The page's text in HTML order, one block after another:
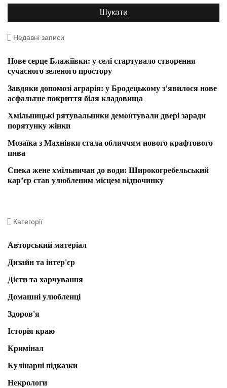
Недавні записи
Нове серце Блажіївки: у селі стартувало створення
сучасного зеленого простору
Завдяки допомозі аграрія: у Бродецькому з’явилося нове
асфальтне покриття біля кладовища
Хмільницькі рятувальники демонтували двері заради
порятунку жінки
Мозаїка з Махнівки стала обличчям нового крафтового
пива
Спека жене хмільничан до води: Широкогребельський
кар’єр став улюбленим місцем відпочинку
Категорії
Авторський матеріал
Дизайн та інтер'єр
Дієти та харчування
Домашні улюбленці
Здоров'я
Історія краю
Кримінал
Кулінарні підказки
Некрологи